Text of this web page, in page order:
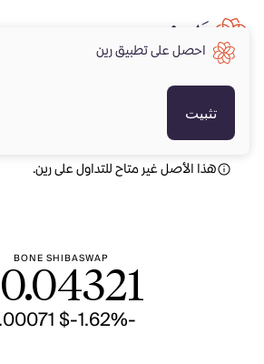
هذا الأصل غير متاح للتداول على رين.
BONE SHIBASWAP
0.04321
-1.62%
-$ 0.00071
احصل على تطبيق رين
تثبيت